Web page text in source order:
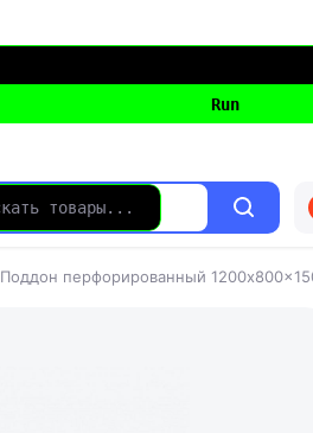
Поддон перфорированный